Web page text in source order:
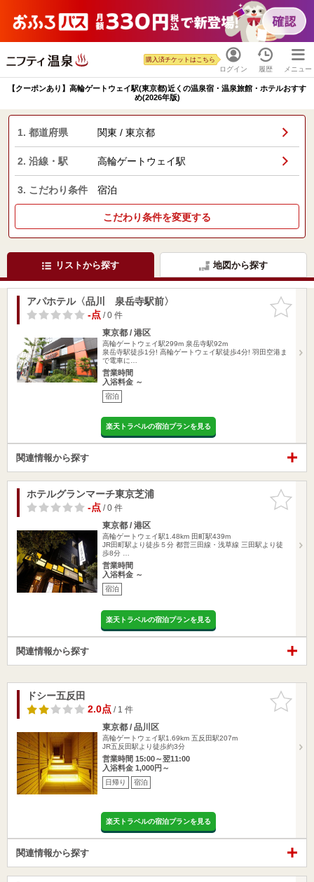
ログイン
購入済チケットはこちら
履歴 メニュー
【クーポンあり】高輪ゲートウェイ駅(東京都)近くの温泉宿・温泉旅館・ホテルおすす
め(2026年版)
1. 都道府県 関東 / 東京都
2. 沿線・駅 高輪ゲートウェイ駅
3. こだわり条件 宿泊
こだわり条件を変更する
リストから探す 地図から探す
お気に入
りに追加
アパホテル〈品川 泉岳寺駅前〉
-点/ 0 件
東京都 / 港区
高輪ゲートウェイ駅299m 泉岳寺駅92m
泉岳寺駅徒歩1分! 高輪ゲートウェイ駅徒歩4分! 羽田空港ま
で電車に…
営業時間
入浴料金 ～
宿泊
楽天トラベルの宿泊プランを見る
関連情報から探す
お気に入
りに追加
ホテルグランマーチ東京芝浦
-点/ 0 件
東京都 / 港区
高輪ゲートウェイ駅1.48km 田町駅439m
JR田町駅より徒歩５分 都営三田線・浅草線 三田駅より徒
歩8分 …
営業時間
入浴料金 ～
宿泊
楽天トラベルの宿泊プランを見る
関連情報から探す
お気に入
りに追加
ドシー五反田
2.0点/ 1 件
東京都 / 品川区
高輪ゲートウェイ駅1.69km 五反田駅207m
JR五反田駅より徒歩約3分
営業時間 15:00～翌11:00
入浴料金 1,000円～
日帰り 宿泊
楽天トラベルの宿泊プランを見る
関連情報から探す